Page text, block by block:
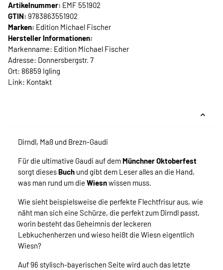
Artikelnummer: EMF 551902
GTIN: 9783863551902
Marken: Edition Michael Fischer
Hersteller Informationen:
Markenname: Edition Michael Fischer
Adresse: Donnersbergstr. 7
Ort: 86859 Igling
Link: Kontakt
Dirndl, Maß und Brezn-Gaudi
Für die ultimative Gaudi auf dem Münchner Oktoberfest
sorgt dieses Buch und gibt dem Leser alles an die Hand,
was man rund um die Wiesnwissen muss.
Wie sieht beispielsweise die perfekte Flechtfrisur aus, wie
näht man sich eine Schürze, die perfekt zum Dirndl passt,
worin besteht das Geheimnis der leckeren
Lebkuchenherzen und wieso heißt die Wiesn eigentlich
Wiesn?
Auf 96 stylisch-bayerischen Seite wird auch das letzte